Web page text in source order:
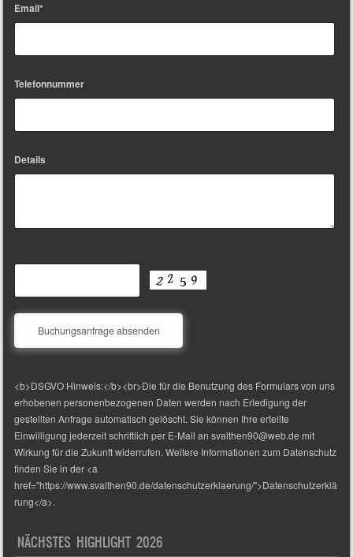
Email*
Telefonnummer
Details
<b>DSGVO Hinweis:</b><br>Die für die Benutzung des Formulars von uns
erhobenen personenbezogenen Daten werden nach Erledigung der
gestellten Anfrage automatisch gelöscht. Sie können Ihre erteilte
Einwilligung jederzeit schriftlich per E-Mail an svalthen90@web.de mit
Wirkung für die Zukunft widerrufen. Weitere Informationen zum Datenschutz
finden Sie in der <a
href="https://www.svalthen90.de/datenschutzerklaerung/">Datenschutzerklä
rung</a>.
NÄCHSTES HIGHLIGHT 2026